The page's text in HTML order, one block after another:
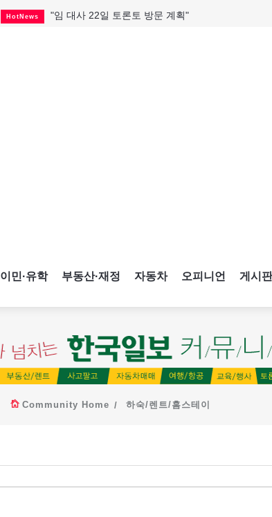
HotNews "임 대사 22일 토론토 방문 계획"
이민·유학 부동산·재정 자동차 오피니언 게시판
Community Home 하숙/렌트/홈스테이